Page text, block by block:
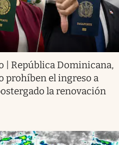
| República Dominicana,
prohíben el ingreso a
la renovación